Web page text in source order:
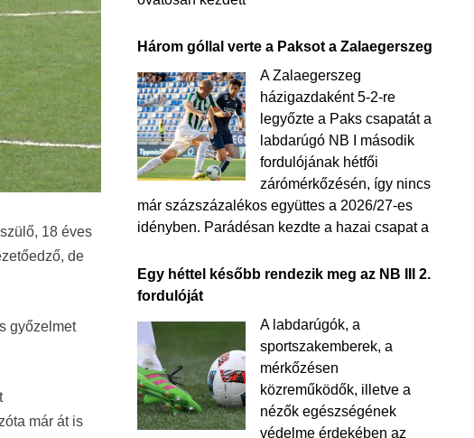
18 éves
de
győzelmet
már át is
Három góllal verte a Paksot a Zalaegerszeg
A Zalaegerszeg
házigazdaként 5-2-re
legyőzte a Paks csapatát a
labdarúgó NB I második
fordulójának hétfői
zárómérkőzésén, így nincs
már százszázalékos együttes a 2026/27-es
idényben. Parádésan kezdte a hazai csapat a
Egy héttel később rendezik meg az NB III 2.
fordulóját
A labdarúgók, a
sportszakemberek, a
mérkőzésen
közreműködők, illetve a
nézők egészségének
védelme érdekében az